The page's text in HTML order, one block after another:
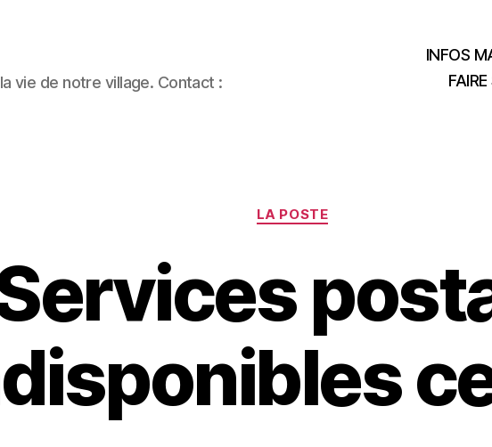
vie de notre village. Contact :
INFOS
Catégories
LA POSTE